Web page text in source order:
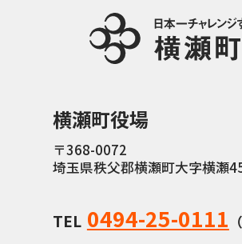
おくやみ
手続きガイド
横瀬町公式note
暮らしの便利帳「わかる」
窓口案内 ト
メニューを閉じる
横瀬町役場
〒368-0072
埼玉県秩父郡横瀬町大字横瀬
TEL 0494-25-0111